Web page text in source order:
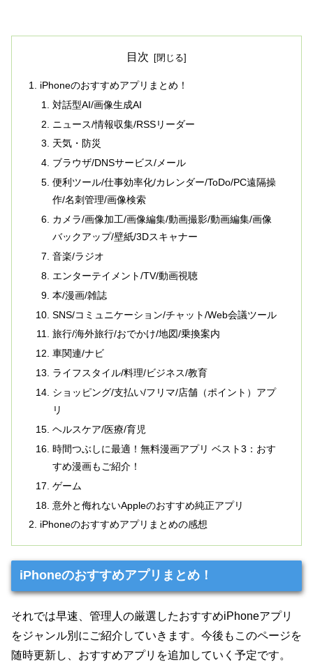
目次
iPhoneのおすすめアプリまとめ！
対話型AI/画像生成AI
ニュース/情報収集/RSSリーダー
天気・防災
ブラウザ/DNSサービス/メール
便利ツール/仕事効率化/カレンダー/ToDo/PC遠隔操
作/名刺管理/画像検索
カメラ/画像加工/画像編集/動画撮影/動画編集/画像
バックアップ/壁紙/3Dスキャナー
音楽/ラジオ
エンターテイメント/TV/動画視聴
本/漫画/雑誌
SNS/コミュニケーション/チャット/Web会議ツール
旅行/海外旅行/おでかけ/地図/乗換案内
車関連/ナビ
ライフスタイル/料理/ビジネス/教育
ショッピング/支払い/フリマ/店舗（ポイント）アプ
リ
ヘルスケア/医療/育児
時間つぶしに最適！無料漫画アプリ ベスト3：おす
すめ漫画もご紹介！
ゲーム
意外と侮れないAppleのおすすめ純正アプリ
iPhoneのおすすめアプリまとめの感想
iPhoneのおすすめアプリまとめ！
それでは早速、管理人の厳選したおすすめiPhoneアプリ
をジャンル別にご紹介していきます。今後もこのページを
随時更新し、おすすめアプリを追加していく予定です。